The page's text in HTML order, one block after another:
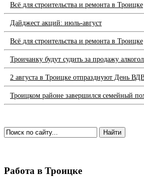
Всё для строительства и ремонта в Троицке
Дайджест акций: июль-август
Всё для строительства и ремонта в Троицке
Троичанку будут судить за продажу
2 августа в Троицке отпразднуют День
Троицком районе завершился семейный
Работа в Троицке